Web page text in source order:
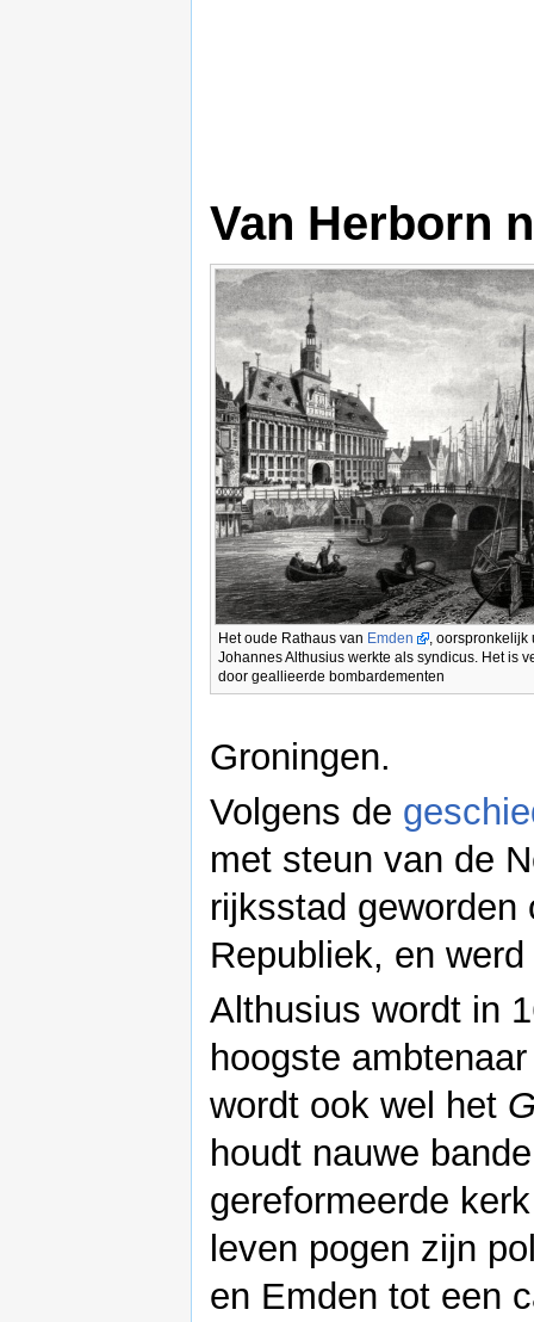
Van Herborn
Het oude Rathaus van Emden
, oorspronkelijk
Johannes Althusius werkte als syndicus. Het is
door geallieerde bombardementen
Groningen.
Volgens de
met steun van de
rijksstad geworden
Republiek, en
Althusius wordt in
hoogste
wordt ook wel het
houdt nauwe
gereformeerde
leven pogen zijn
en Emden tot een